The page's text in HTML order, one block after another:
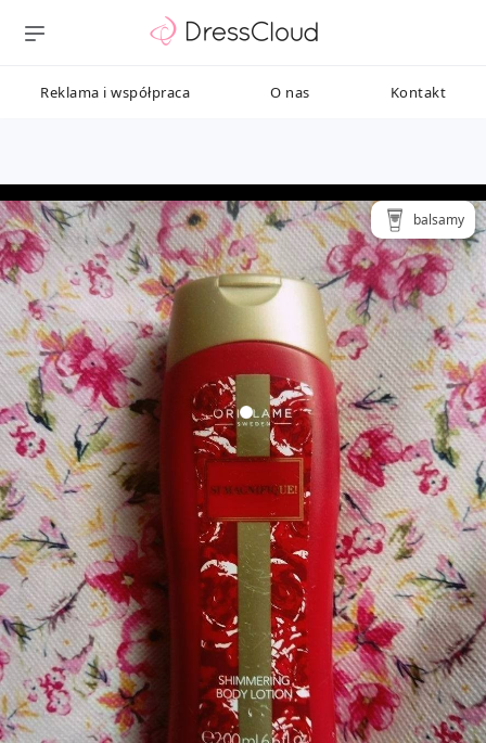
Reklama i współpraca O nas Kontakt
balsamy